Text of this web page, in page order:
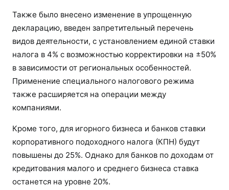
Также было внесено изменение в упрощенную
декларацию, введен запретительный перечень
видов деятельности, с установлением единой ставки
налога в 4% с возможностью корректировки на ±50%
в зависимости от региональных особенностей.
Применение специального налогового режима
также расширяется на операции между
компаниями.
Кроме того, для игорного бизнеса и банков ставки
корпоративного подоходного налога (КПН) будут
повышены до 25%. Однако для банков по доходам от
кредитования малого и среднего бизнеса ставка
останется на уровне 20%.